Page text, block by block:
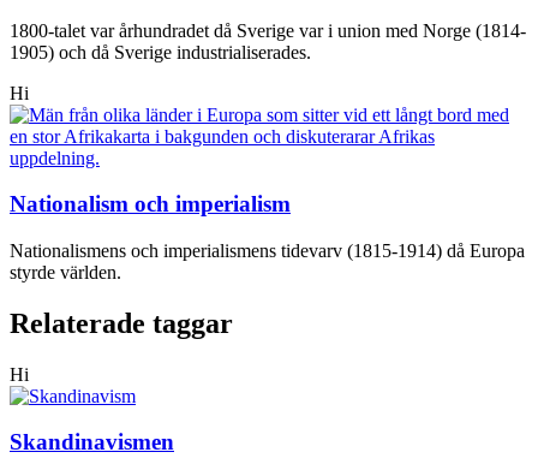
1800-talet var århundradet då Sverige var i union med Norge (1814-
1905) och då Sverige industrialiserades.
Hi
Nationalism och imperialism
Nationalismens och imperialismens tidevarv (1815-1914) då Europa
styrde världen.
Relaterade taggar
Hi
Skandinavismen